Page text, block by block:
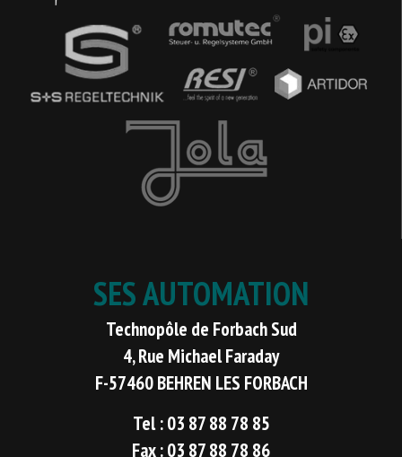
SES AUTOMATION
Technopôle de Forbach Sud
4, Rue Michael Faraday
F-57460 BEHREN LES FORBACH
Tel : 03 87 88 78 85
Fax : 03 87 88 78 86